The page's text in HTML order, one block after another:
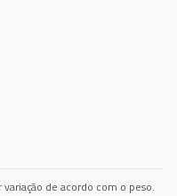
de acordo com o peso.